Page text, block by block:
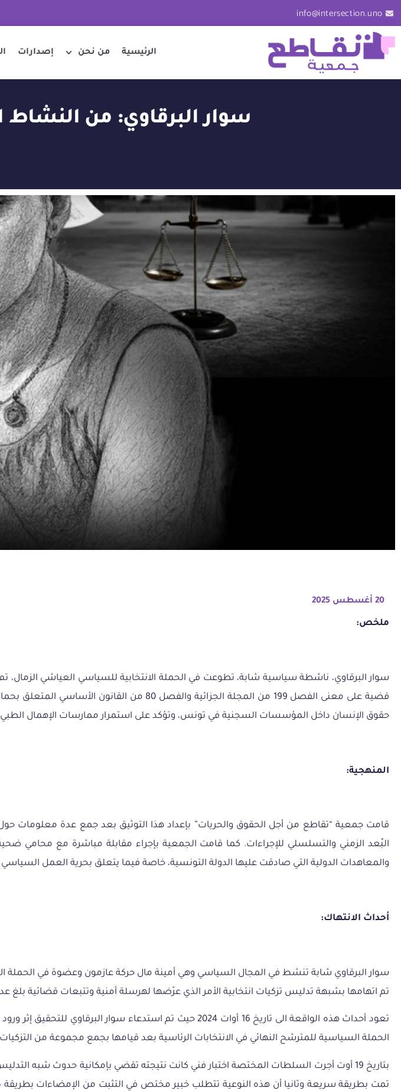
info@intersection.uno
الرئيسية من نحن إصدارات
سوار البرقاوي: من
20 أغسطس 2025
ملخص:
قضية على معنى الفصل 199 من المجلة الجزائية
حقوق الإنسان داخل المؤسسات السجنية في تونس، وتؤكد على استمرار ممارسات الإهمال الطبي
المنهجية:
قامت جمعية “تقاطع من أجل الحقوق والحريات” بإعداد هذا التوثيق بعد جمع عدة معلومات
البُعد الزمني والتسلسلي للإجراءات. كما قامت الجمعية بإجراء مقابلة مباشرة مع محامي
والمعاهدات الدولية التي صادقت عليها الدولة التونسية، خاصة فيما يتعلق بحرية العمل السياسي
أحداث الانتهاك:
تم اتهامها بشبهة تدليس تزكيات انتخابية الأمر الذي عرّضها لهرسلة أمنية وتتبعات قضائية بلغ عددها 17
تعود أحداث هذه الواقعة الى تاريخ 16 أوات 2024 حيث تم
الحملة السياسية للمترشح النهائي في الانتخابات الرئاسية بعد قيامها بجمع مجموعة من
بتاريخ 19 أوت أجرت السلطات المختصة اختبار فني كانت نتيجته تقضي بإمكانية حدوث شبه
تمت بطريقة سريعة وثانيا أن هذه النوعية تتطلب خبير مختص في التثبت من الإمضاءات بطريقة